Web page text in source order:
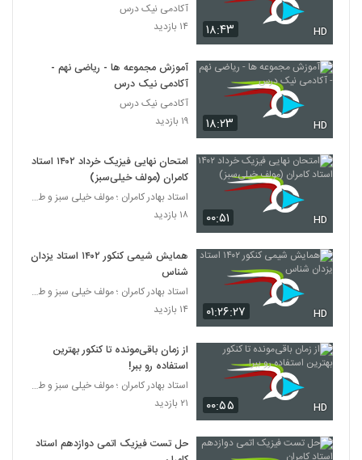
۱۸:۴۳ HD
آکادمی نیک درس
۱۴ بازدید
۱۸:۲۳ HD
آموزش مجموعه ها - ریاضی نهم -
آکادمی نیک درس
آکادمی نیک درس
۱۹ بازدید
۰۰:۵۱ HD
امتحان نهایی فیزیک خرداد ۱۴۰۲ استاد
کامران (مولف خیلی‌سبز)
استاد بهادر کامران ؛ مولف خیلی سبز و طراح قلم چی
۱۸ بازدید
۰۱:۲۶:۲۷ HD
همایش شیمی کنکور ۱۴۰۲ استاد یزدان
شناس
استاد بهادر کامران ؛ مولف خیلی سبز و طراح قلم چی
۱۴ بازدید
۰۰:۵۵ HD
از زمان باقی‌مونده تا کنکور بهترین
استفاده رو ببر!
استاد بهادر کامران ؛ مولف خیلی سبز و طراح قلم چی
۲۱ بازدید
حل تست فیزیک اتمی دوازدهم استاد